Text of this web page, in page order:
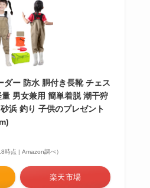
ダー 防水 胴付き長靴 チェス
量 男女兼用 簡単着脱 潮干狩
浜 釣り 子供のプレゼント
時点 | Amazon調べ）
楽天市場